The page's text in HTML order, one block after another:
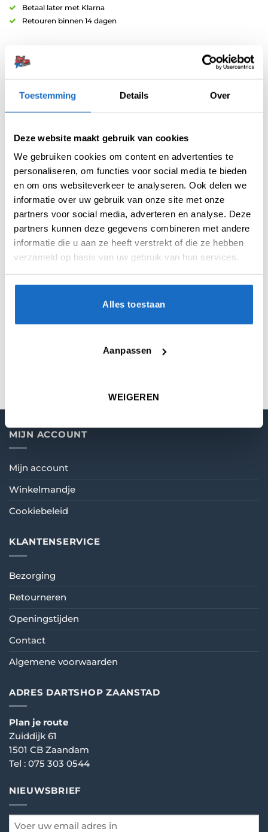
Toestemming Details Over
Deze website maakt gebruik van cookies
We gebruiken cookies om content en advertenties te
personaliseren, om functies voor social media te bieden
en om ons websiteverkeer te analyseren. Ook delen we
informatie over uw gebruik van onze site met onze
partners voor social media, adverteren en analyse. Deze
partners kunnen deze gegevens combineren met andere
informatie die u aan ze heeft verstrekt of die ze hebben
verzameld op basis van uw gebruik van hun services.
Alles toestaan
Aanpassen
WEIGEREN
Betaal later met Klarna
Retouren binnen 14 dagen
Artikelnummer:204527
Categorieën: Flights Standaard Unicorn Flights
BESCHRIJVING
MIJN ACCOUNT
Mijn account
Winkelmandje
Cookiebeleid
KLANTENSERVICE
Bezorging
Retourneren
Openingstijden
Contact
Algemene voorwaarden
ADRES DARTSHOP ZAANSTAD
Plan je route
Zuiddijk 61
1501 CB Zaandam
Tel : 075 303 0544
NIEUWSBRIEF
email